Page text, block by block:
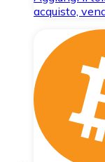
acquisto,